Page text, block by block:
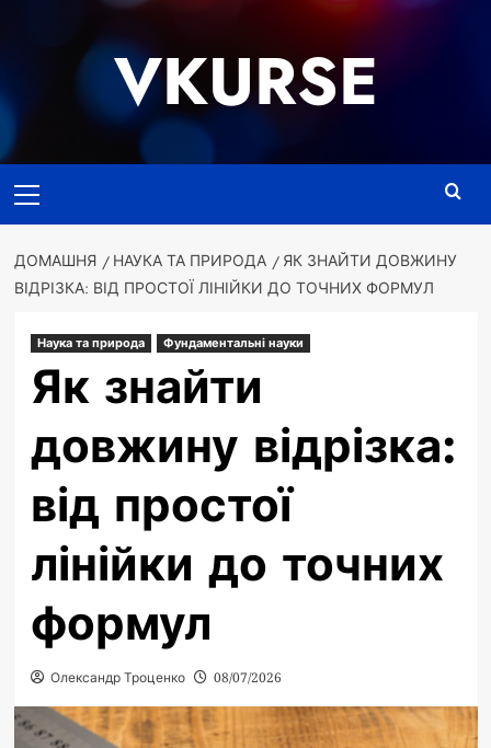
VKURSE
меню
ДОМАШНЯ НАУКА ТА ПРИРОДА
ЯК ЗНАЙТИ ДОВЖИНУ
ВІДРІЗКА: ВІД ПРОСТОЇ ЛІНІЙКИ ДО ТОЧНИХ ФОРМУЛ
Наука та природа Фундаментальні науки
Як знайти
довжину відрізка:
від простої
лінійки до точних
формул
Олександр Троценко 08/07/2026